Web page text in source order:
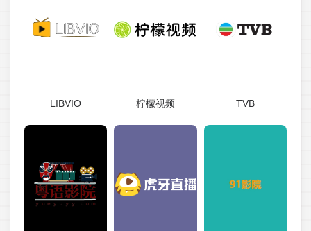
LIBVIO 柠檬视频 TVB